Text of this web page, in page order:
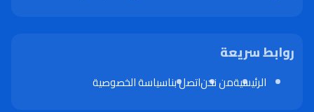
روابط سريعة
الرئيسيةمن نحناتصل بناسياسة الخصوصية